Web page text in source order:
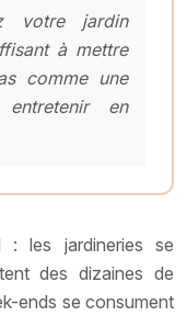
votre jardin
à mettre
comme une
en
: les jardineries se
des dizaines de
ends se consument